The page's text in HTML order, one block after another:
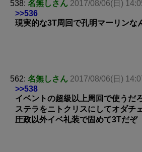
538: 名無しさん 2017/08/06(日)
>>536
現実的な3T周回で孔明マーリンな
562: 名無しさん 2017/08/06(日)
>>538
イベントの超級以上周回で使うだ
ステラをニトクリスにしてオダチ
圧政以外イベ礼装で固めて3Tだぞ